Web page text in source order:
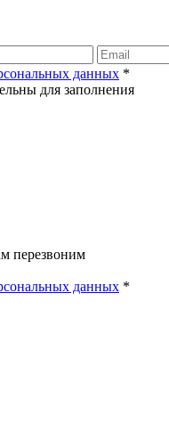
данных *
для заполнения
перезвоним
данных *